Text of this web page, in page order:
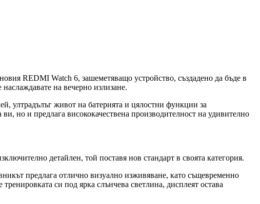
REDMI Watch 6, зашеметяващо устройство, създадено да бъде в
на вечерно излизане.
ултрадълъг живот на батерията и цялостни функции за
но и предлага висококачествена производителност на удивително
детайлен, той поставя нов стандарт в своята категория.
предлага отлично визуално изживяване, като същевременно
си под ярка слънчева светлина, дисплеят остава